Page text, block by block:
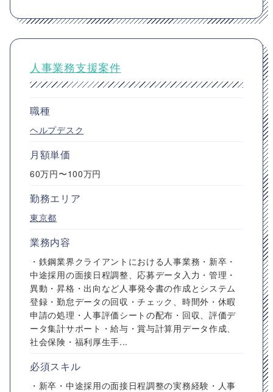
人事業務支援案件
職種
ヘルプデスク
月額単価
60万円〜100万円
勤務エリア
東京都
業務内容
・鉄鋼業界クライアントにおける人事業務・新卒・
中途採用の面接日程調整、応募データ入力・管理・
異動・昇格・出向など人事発令書の作成とシステム
登録・勤怠データの回収・チェック、時間外・休暇
申請の処理・人事評価シートの配布・回収、評価デ
ータ集計サポート・給与・賞与計算用データ作成、
社会保険・福利厚生手...
必須スキル
・新卒・中途採用の面接日程調整の実務経験・人事